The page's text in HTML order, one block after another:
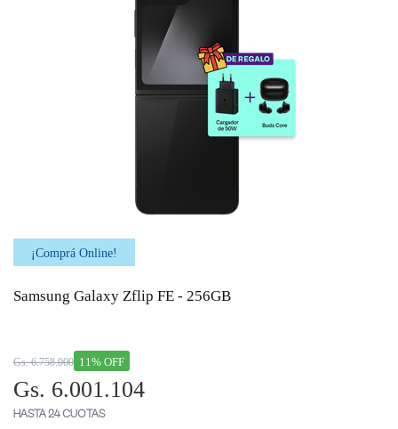
¡Comprá Online!
Samsung Galaxy Zflip FE - 256GB
11% OFF
Gs. 6.758.000
Gs. 6.001.104
HASTA 24 CUOTAS